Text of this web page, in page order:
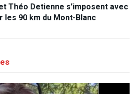
Théo Detienne s’imposent avec
les 90 km du Mont-Blanc